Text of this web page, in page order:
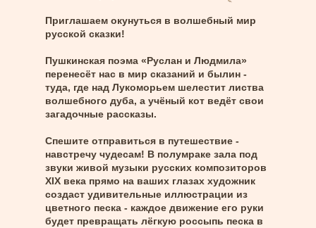
Приглашаем окунуться в волшебный мир
русской сказки!
Пушкинская поэма «Руслан и Людмила»
перенесёт нас в мир сказаний и былин -
туда, где над Лукоморьем шелестит листва
волшебного дуба, а учёный кот ведёт свои
загадочные рассказы.
Спешите отправиться в путешествие -
навстречу чудесам! В полумраке зала под
звуки живой музыки русских композиторов
XIX века прямо на ваших глазах художник
создаст удивительные иллюстрации из
цветного песка - каждое движение его руки
будет превращать лёгкую россыпь песка в